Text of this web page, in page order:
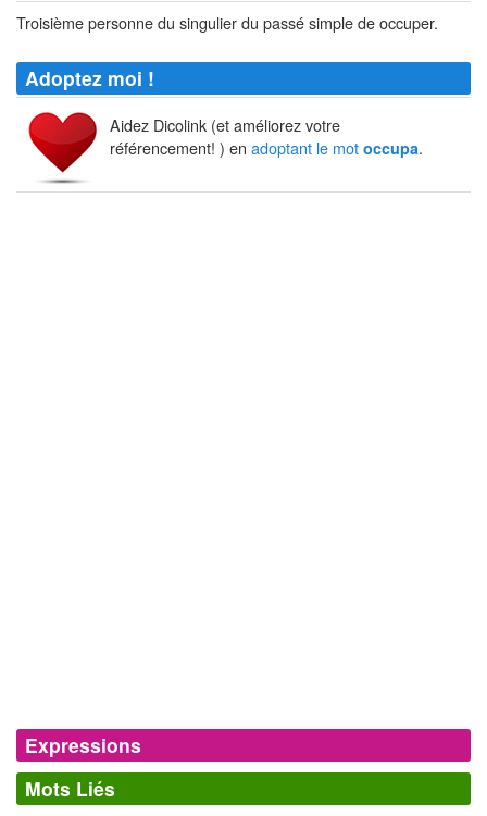
Troisième personne du singulier du passé simple de occuper.
Adoptez moi !
Aidez Dicolink (et améliorez votre
référencement! ) en adoptant le mot occupa.
Expressions
Mots Liés